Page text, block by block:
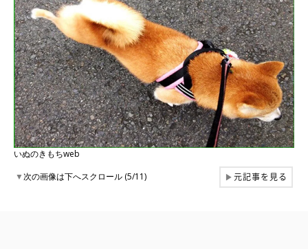
いぬのきもちweb
▼次の画像は下へスクロール (5/11) ▶元記事を見る